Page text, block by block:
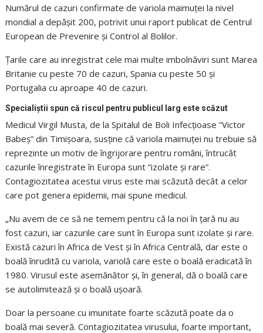
Numărul de cazuri confirmate de variola maimuţei la nivel
mondial a depăşit 200, potrivit unui raport publicat de Centrul
European de Prevenire şi Control al Bolilor.
Ţarile care au inregistrat cele mai multe imbolnăviri sunt Marea
Britanie cu peste 70 de cazuri, Spania cu peste 50 şi
Portugalia cu aproape 40 de cazuri.
Specialiștii spun că riscul pentru publicul larg este scăzut
Medicul Virgil Musta, de la Spitalul de Boli Infecțioase ”Victor
Babeș” din Timișoara, susține că variola maimuței nu trebuie să
reprezinte un motiv de îngrijorare pentru români, întrucât
cazurile înregistrate în Europa sunt ”izolate și rare”.
Contagiozitatea acestui virus este mai scăzută decât a celor
care pot genera epidemii, mai spune medicul.
„Nu avem de ce să ne temem pentru că la noi în țară nu au
fost cazuri, iar cazurile care sunt în Europa sunt izolate și rare.
Există cazuri în Africa de Vest și în Africa Centrală, dar este o
boală înrudită cu variola, variolă care este o boală eradicată în
1980. Virusul este asemănător și, în general, dă o boală care
se autolimitează și o boală ușoară.
Doar la persoane cu imunitate foarte scăzută poate da o
boală mai severă. Contagiozitatea virusului, foarte important,